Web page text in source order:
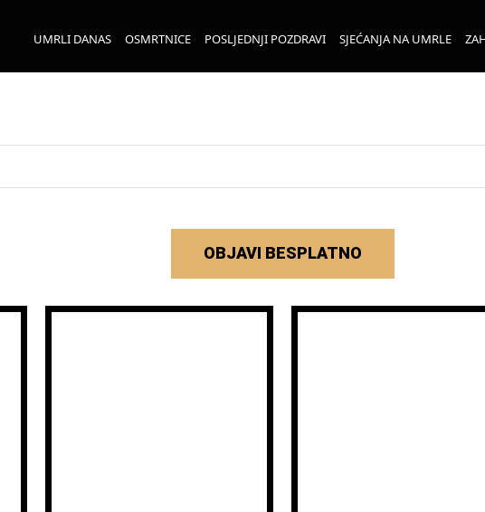
UMRLI DANAS OSMRTNICE POSLJEDNJI POZDRAVI SJEĆANJA NA UMRLE
OBJAVI BESPLATNO